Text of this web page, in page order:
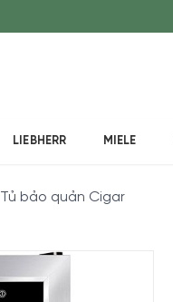
LIEBHERR MIELE
Tủ bảo quản Cigar